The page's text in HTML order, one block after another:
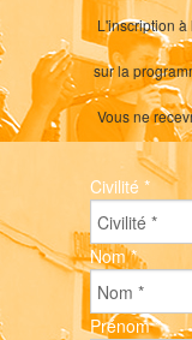
L'inscription
sur la
Vous ne
Civilité *
Nom*
Prénom*